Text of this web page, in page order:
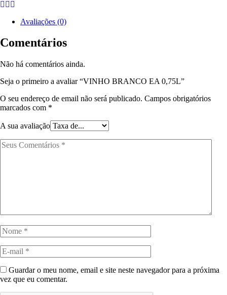
Avaliações (0)
Comentários
Não há comentários ainda.
Seja o primeiro a avaliar “VINHO BRANCO EA 0,75L”
O seu endereço de email não será publicado. Campos obrigatórios
marcados com *
A sua avaliação
Guardar o meu nome, email e site neste navegador para a próxima
vez que eu comentar.